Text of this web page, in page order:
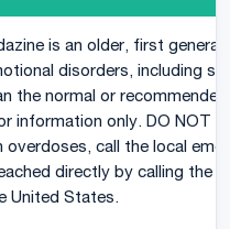
is an older, first
disorders, including
the normal or
information only. DO NOT
call the local
directly by calling the
United States.